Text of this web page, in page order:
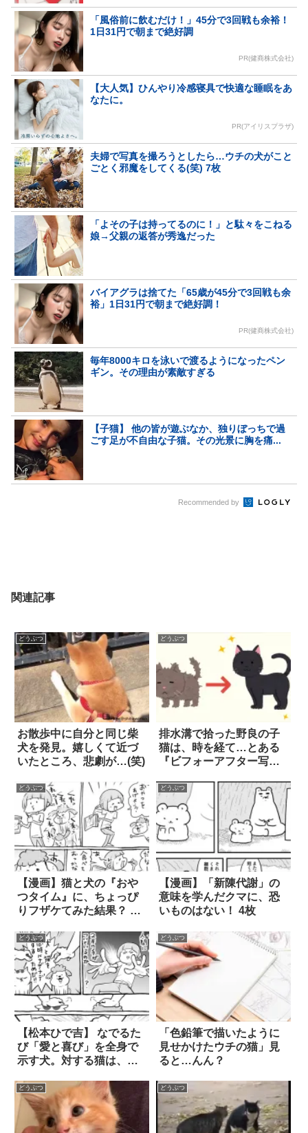
「風俗前に飲むだけ！」45分で3回戦も余裕！
1日31円で朝まで絶好調
PR(健商株式会社)
【大人気】ひんやり冷感寝具で快適な睡眠をあ
なたに。
PR(アイリスプラザ)
夫婦で写真を撮ろうとしたら…ウチの犬がこと
ごとく邪魔をしてくる(笑) 7枚
「よその子は持ってるのに！」と駄々をこねる
娘→父親の返答が秀逸だった
バイアグラは捨てた「65歳が45分で3回戦も余
裕」1日31円で朝まで絶好調！
PR(健商株式会社)
毎年8000キロを泳いで渡るようになったペン
ギン。その理由が素敵すぎる
【子猫】 他の皆が遊ぶなか、独りぼっちで過
ごす足が不自由な子猫。その光景に胸を痛...
Recommended by
関連記事
どうぶつ
お散歩中に自分と同じ柴
犬を発見。嬉しくて近づ
いたところ、悲劇が…(笑)
どうぶつ
排水溝で拾った野良の子
猫は、時を経て…とある
『ビフォーアフター写
どうぶつ
【漫画】猫と犬の『おや
つタイム』に、ちょっぴ
りフザケてみた結果？ 2
どうぶつ
【漫画】「新陳代謝」の
意味を学んだクマに、恐
いものはない！ 4枚
どうぶつ
【松本ひで吉】 なでるた
び「愛と喜び」を全身で
示す犬。対する猫は、微
どうぶつ
「色鉛筆で描いたように
見せかけたウチの猫」見
ると…んん？
どうぶつ どうぶつ